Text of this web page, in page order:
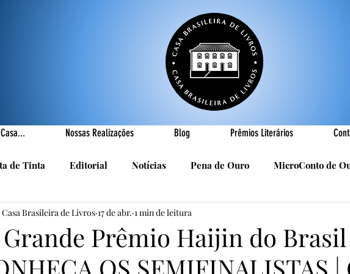
Nossas Realizações Blog Prêmios Literários
de Tinta Editorial Notícias Pena de Ouro MicroConto de
Nossas Realizações Cândido Luís Vasques
Autores da Casa R. Roldan-Roldan Carlos Nejar Sebastião
Grande Prêmio Haijin do Brasil
Casa Brasileira de Livros 17 de abr. 1 min de leitura